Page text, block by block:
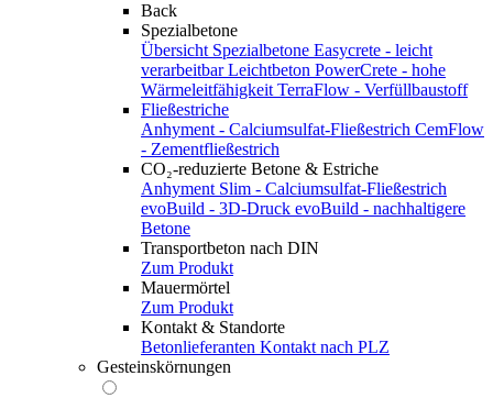
Back
Spezialbetone
Übersicht Spezialbetone Easycrete - leicht
verarbeitbar Leichtbeton PowerCrete - hohe
Wärmeleitfähigkeit TerraFlow - Verfüllbaustoff
Fließestriche
Anhyment - Calciumsulfat-Fließestrich CemFlow
- Zementfließestrich
CO₂-reduzierte Betone & Estriche
Anhyment Slim - Calciumsulfat-Fließestrich
evoBuild - 3D-Druck evoBuild - nachhaltigere
Betone
Transportbeton nach DIN
Zum Produkt
Mauermörtel
Zum Produkt
Kontakt & Standorte
Betonlieferanten Kontakt nach PLZ
Gesteinskörnungen